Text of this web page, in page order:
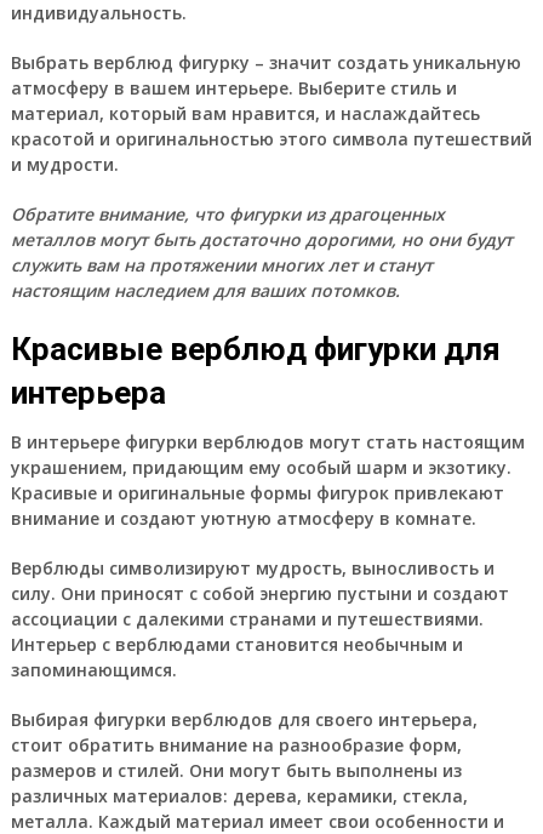
индивидуальность.
Выбрать верблюд фигурку – значит создать уникальную
атмосферу в вашем интерьере. Выберите стиль и
материал, который вам нравится, и наслаждайтесь
красотой и оригинальностью этого символа путешествий
и мудрости.
Обратите внимание, что фигурки из драгоценных
металлов могут быть достаточно дорогими, но они будут
служить вам на протяжении многих лет и станут
настоящим наследием для ваших потомков.
Красивые верблюд фигурки для
интерьера
В интерьере фигурки верблюдов могут стать настоящим
украшением, придающим ему особый шарм и экзотику.
Красивые и оригинальные формы фигурок привлекают
внимание и создают уютную атмосферу в комнате.
Верблюды символизируют мудрость, выносливость и
силу. Они приносят с собой энергию пустыни и создают
ассоциации с далекими странами и путешествиями.
Интерьер с верблюдами становится необычным и
запоминающимся.
Выбирая фигурки верблюдов для своего интерьера,
стоит обратить внимание на разнообразие форм,
размеров и стилей. Они могут быть выполнены из
различных материалов: дерева, керамики, стекла,
металла. Каждый материал имеет свои особенности и